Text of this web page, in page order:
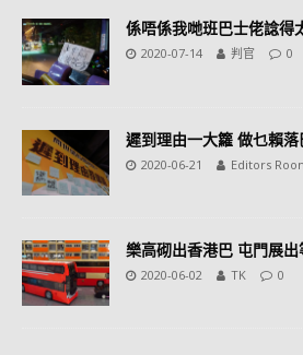
係唔係我哋班巴士佬諗得
2020-07-14 判官 0
遲到理由一大籮 做乜賴落
2020-06-21 Editors
樂高砌出香港巴 屯門展出
2020-06-02 TK 0